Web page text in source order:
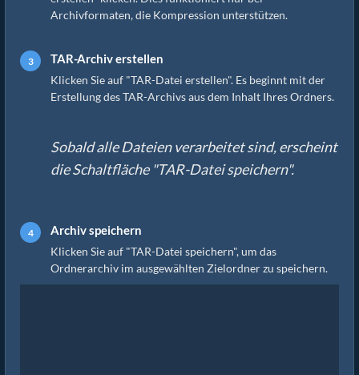
Archivformaten, die Kompression unterstützen.
TAR-Archiv erstellen
Klicken Sie auf "TAR-Datei erstellen". Es beginnt mit der
Erstellung des TAR-Archivs aus dem Inhalt Ihres Ordners.
Sobald alle Dateien verarbeitet sind, erscheint
die Schaltfläche "TAR-Datei speichern".
Archiv speichern
Klicken Sie auf "TAR-Datei speichern", um das
Ordnerarchiv im ausgewählten Zielordner zu speichern.